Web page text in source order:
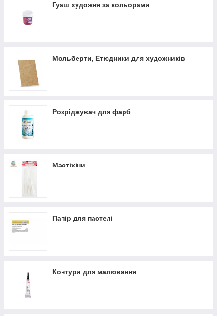
Гуаш художня за кольорами
Мольберти, Етюдники для художників
Розріджувач для фарб
Мастіхіни
Папір для пастелі
Контури для малювання